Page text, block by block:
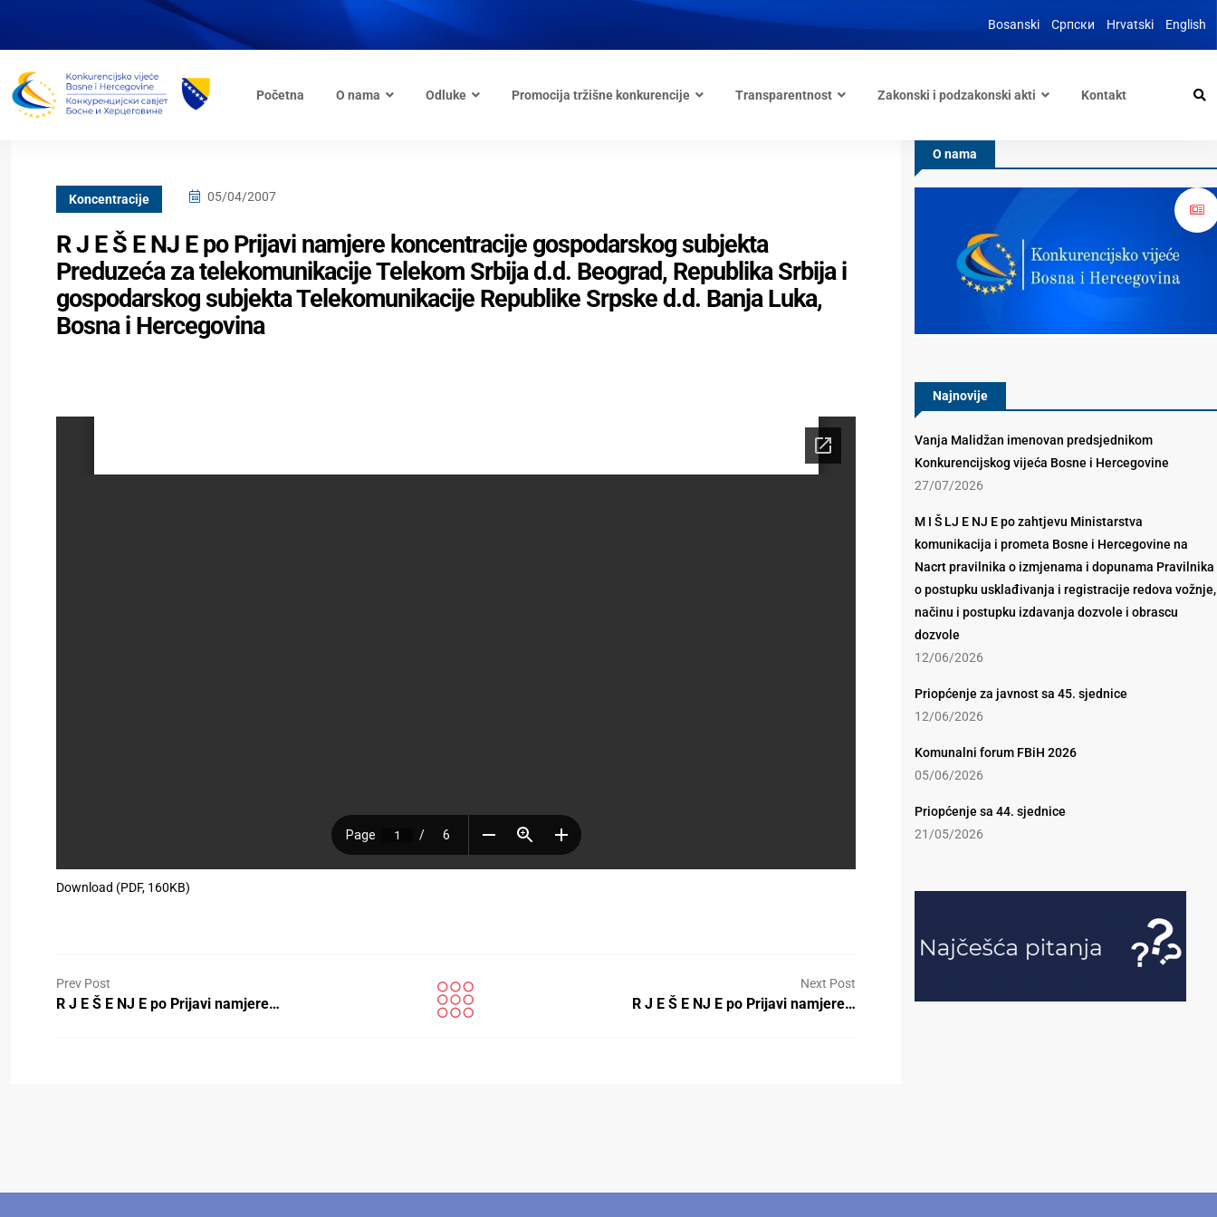
Bosanski Српски Hrvatski English
Početna O nama Odluke Promocija tržišne konkurencije Transparentnost Zakonski i podzakonski akti Kontakt
Koncentracije 05/04/2007
R J E Š E NJ E po Prijavi namjere koncentracije gospodarskog subjekta
Preduzeća za telekomunikacije Telekom Srbija d.d. Beograd, Republika Srbija i
gospodarskog subjekta Telekomunikacije Republike Srpske d.d. Banja Luka,
Bosna i Hercegovina
Download (PDF, 160KB)
Prev Post
R J E Š E NJ E po Prijavi namjere…
Next Post
R J E Š E NJ E po Prijavi namjere…
O nama
Najnovije
Vanja Malidžan imenovan predsjednikom
Konkurencijskog vijeća Bosne i Hercegovine
27/07/2026
M I Š LJ E NJ E po zahtjevu Ministarstva
komunikacija i prometa Bosne i Hercegovine na
Nacrt pravilnika o izmjenama i dopunama Pravilnika
o postupku usklađivanja i registracije redova vožnje,
načinu i postupku izdavanja dozvole i obrascu
dozvole
12/06/2026
Priopćenje za javnost sa 45. sjednice
12/06/2026
Komunalni forum FBiH 2026
05/06/2026
Priopćenje sa 44. sjednice
21/05/2026